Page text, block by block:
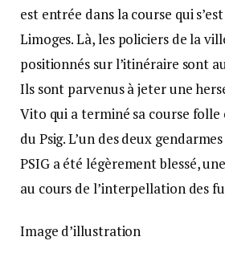
est entrée dans la course qui
Limoges. Là, les policiers de la
positionnés sur l’itinéraire sont
Ils sont parvenus à jeter une
Vito qui a terminé sa course
du Psig. L’un des deux
PSIG a été légèrement blessé,
au cours de l’interpellation des
Image d’illustration